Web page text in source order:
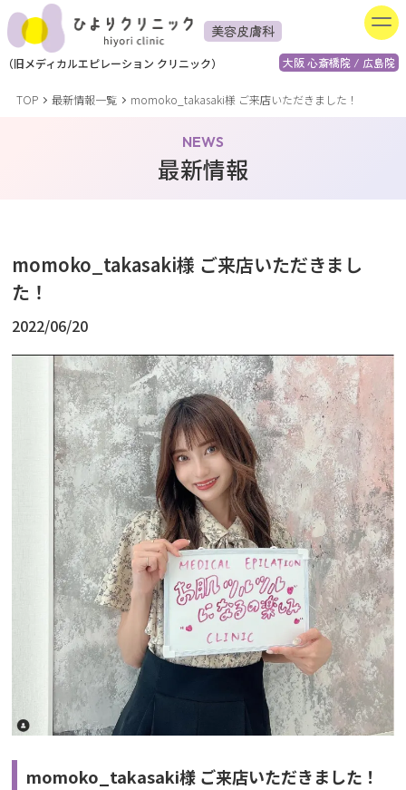
美容皮膚科
大阪 心斎橋院 / 広島院
（旧メディカルエピレーション クリニック）
TOP 最新情報一覧 momoko_takasaki様 ご来店いただきました！
NEWS
最新情報
momoko_takasaki様 ご来店いただきまし
た！
2022/06/20
momoko_takasaki様 ご来店いただきました！